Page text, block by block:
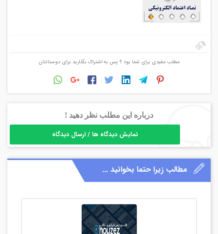
مطلب مفیدی برای شما بود ؟ پس به اشتراک بگذارید برای دوستانتان
درباره این مطلب نظر دهید !
نمایش دیدگاه ها / ارسال دیدگاه
مطالب زیرا حتما بخوانید ...